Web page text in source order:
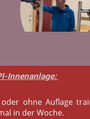
Innenanlage:
ohne Auflage
in der Woche.